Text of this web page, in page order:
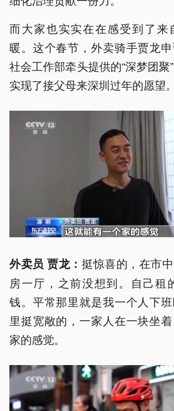
而大家也实实在在感受到了来
暖。这个春节，外卖骑手贾龙
社会工作部牵头提供的“深梦团聚
实现了接父母来深圳过年的愿望。
外卖员 贾龙： 挺惊喜的，在市
房一厅，之前没想到。自己租
钱。平常那里就是我一个人下
里挺宽敞的，一家人在一块坐
家的感觉。